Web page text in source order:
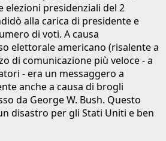
elezioni presidenziali del 2
alla carica di presidente e
di voti. A causa
elettorale americano (risalente a
di comunicazione più veloce - a
- era un messaggero a
anche a causa di brogli
da George W. Bush. Questo
disastro per gli Stati Uniti e ben